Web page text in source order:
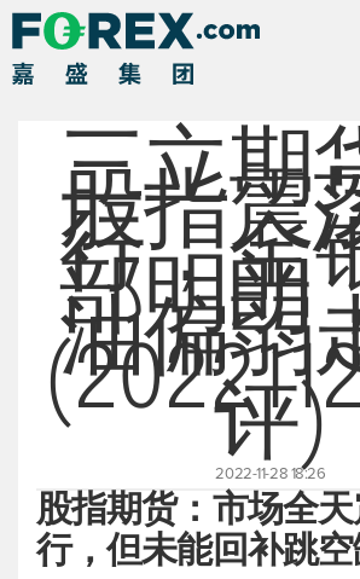
三立期
股指震
行，金
部明朗
油偏弱
评)
2022-11-28 18:26
股指期货：市场全
行，但未能回补跳空